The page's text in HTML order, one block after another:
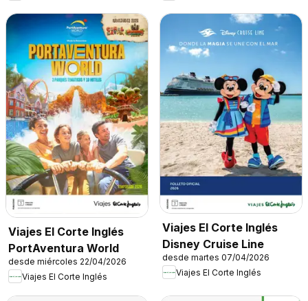
Viajes El Corte Inglés
PortAventura World
desde miércoles 22/04/2026
Viajes El Corte Inglés
Viajes El Corte Inglés
Disney Cruise Line
desde martes 07/04/2026
Viajes El Corte Inglés